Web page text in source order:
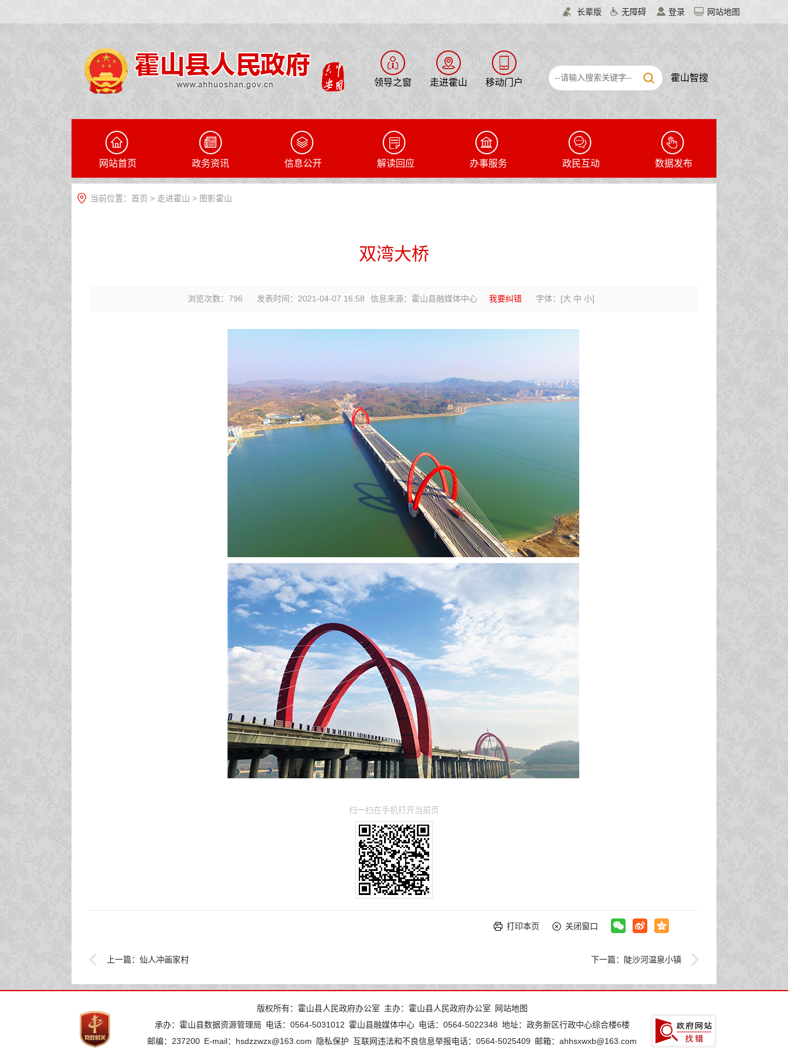
长辈版 无障碍 登录 网站地图
领导之窗 走进霍山 移动门户 霍山智搜
网站首页 政务资讯 信息公开 解读回应 办事服务 政民互动 数据发布
当前位置： 首页 > 走进霍山 > 图影霍山
双湾大桥
浏览次数： 796 发表时间：2021-04-07 16:58 信息来源：霍山县融媒体中心 我要纠错 字体： [大 中 小]
扫一扫在手机打开当前页
打印本页 关闭窗口
上一篇： 仙人冲画家村 下一篇： 陡沙河温泉小镇
版权所有：霍山县人民政府办公室 主办：霍山县人民政府办公室
网站地图
承办：霍山县数据资源管理局 电话：0564-5031012 霍山县融媒体中心 电话：0564-5022348 地址：政务新区行政中心综合楼6楼
邮编：237200 E-mail：hsdzzwzx@163.com 隐私保护 互联网违法和不良信息举报电话：0564-5025409 邮箱：ahhsxwxb@163.com